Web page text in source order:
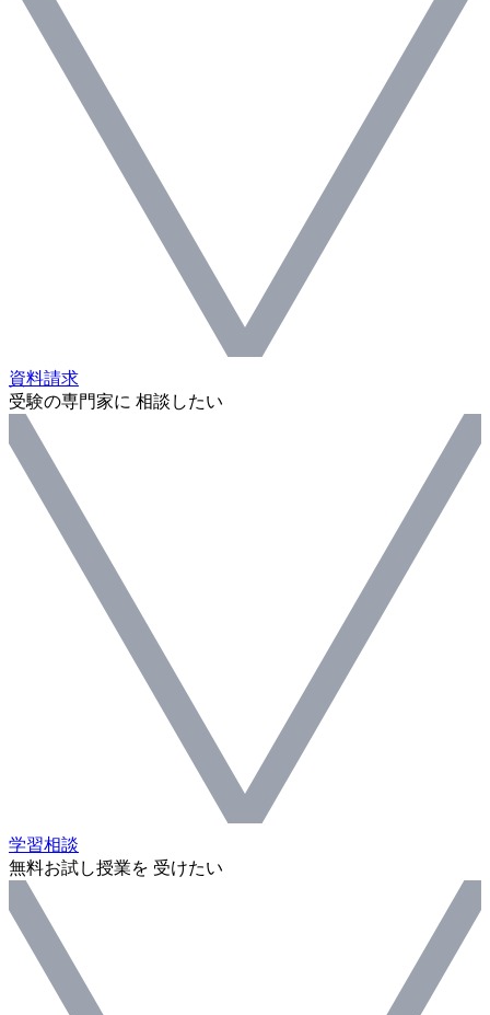
資料請求
受験の専門家に 相談したい
学習相談
無料お試し授業を 受けたい